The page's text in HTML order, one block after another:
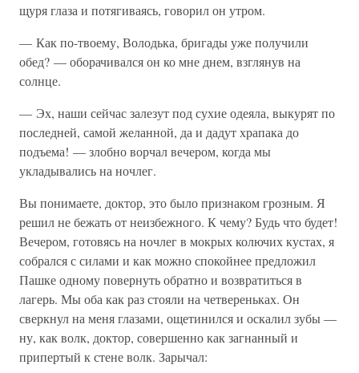
щуря глаза и потягиваясь, говорил он утром.
— Как по-твоему, Володька, бригады уже получили
обед? — оборачивался он ко мне днем, взглянув на
солнце.
— Эх, наши сейчас залезут под сухие одеяла, выкурят по
последней, самой желанной, да и дадут храпака до
подъема! — злобно ворчал вечером, когда мы
укладывались на ночлег.
Вы понимаете, доктор, это было признаком грозным. Я
решил не бежать от неизбежного. К чему? Будь что будет!
Вечером, готовясь на ночлег в мокрых колючих кустах, я
собрался с силами и как можно спокойнее предложил
Пашке одному повернуть обратно и возвратиться в
лагерь. Мы оба как раз стояли на четвереньках. Он
сверкнул на меня глазами, ощетинился и оскалил зубы —
ну, как волк, доктор, совершенно как загнанный и
припертый к стене волк. Зарычал: